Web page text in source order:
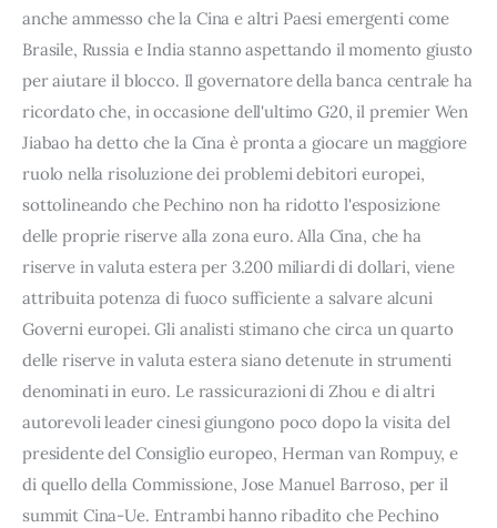
anche ammesso che la Cina e altri Paesi emergenti come
Brasile, Russia e India stanno aspettando il momento giusto
per aiutare il blocco. Il governatore della banca centrale ha
ricordato che, in occasione dell'ultimo G20, il premier Wen
Jiabao ha detto che la Cina è pronta a giocare un maggiore
ruolo nella risoluzione dei problemi debitori europei,
sottolineando che Pechino non ha ridotto l'esposizione
delle proprie riserve alla zona euro. Alla Cina, che ha
riserve in valuta estera per 3.200 miliardi di dollari, viene
attribuita potenza di fuoco sufficiente a salvare alcuni
Governi europei. Gli analisti stimano che circa un quarto
delle riserve in valuta estera siano detenute in strumenti
denominati in euro. Le rassicurazioni di Zhou e di altri
autorevoli leader cinesi giungono poco dopo la visita del
presidente del Consiglio europeo, Herman van Rompuy, e
di quello della Commissione, Jose Manuel Barroso, per il
summit Cina-Ue. Entrambi hanno ribadito che Pechino